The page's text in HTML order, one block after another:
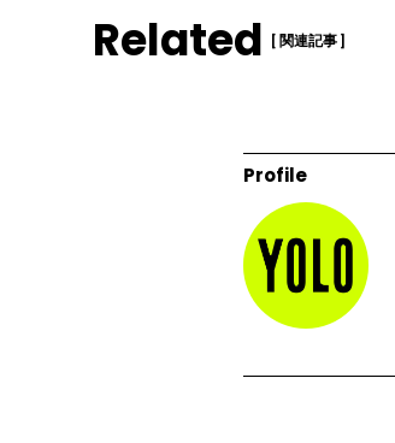
Related [ 関連記事 ]
Profile